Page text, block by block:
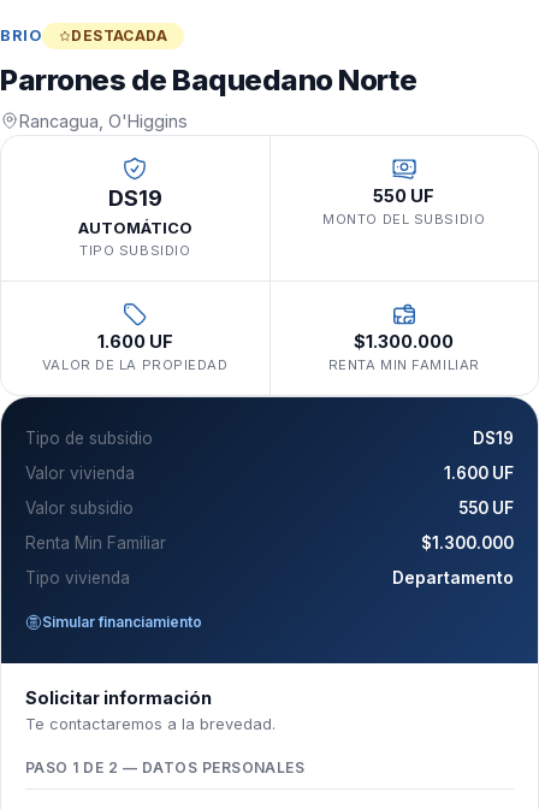
BRIO DESTACADA
Parrones de Baquedano Norte
Rancagua, O'Higgins
DS19
AUTOMÁTICO
TIPO SUBSIDIO
550 UF
MONTO DEL SUBSIDIO
1.600 UF
VALOR DE LA PROPIEDAD
$1.300.000
RENTA MIN FAMILIAR
Tipo de subsidio
DS19
Valor vivienda
1.600 UF
Valor subsidio
550 UF
Renta Min Familiar
$1.300.000
Tipo vivienda
Departamento
Simular financiamiento
Solicitar información
Te contactaremos a la brevedad.
PASO 1 DE 2 — DATOS PERSONALES